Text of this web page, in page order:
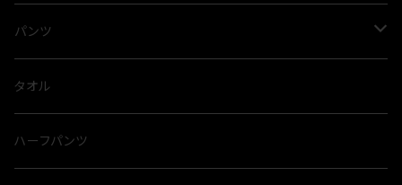
タンクトップ
サロペット
カットソー
タイニーピン
出汁
とらふぐ
カレー
麺類
パンツ
スウェット
裏毛
タオル
ハーフパンツ